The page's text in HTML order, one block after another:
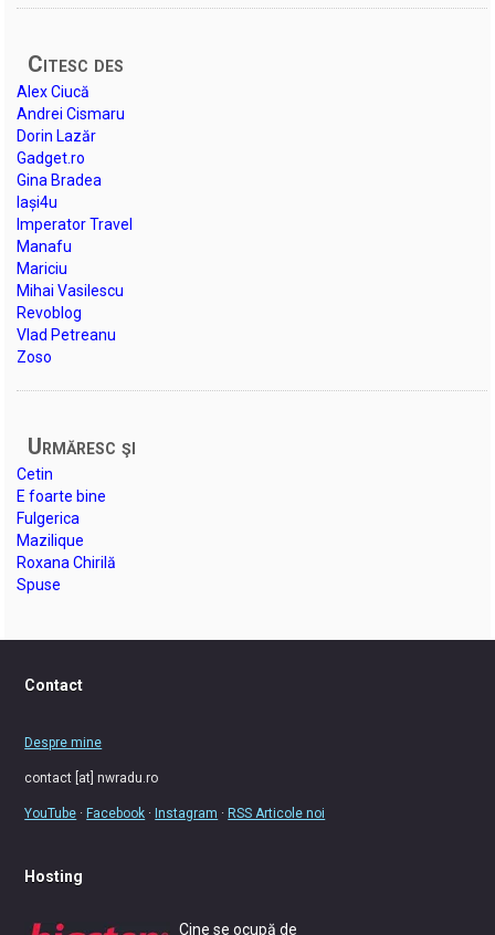
Citesc des
Alex Ciucă
Andrei Cismaru
Dorin Lazăr
Gadget.ro
Gina Bradea
Iași4u
Imperator Travel
Manafu
Mariciu
Mihai Vasilescu
Revoblog
Vlad Petreanu
Zoso
Urmăresc şi
Cetin
E foarte bine
Fulgerica
Mazilique
Roxana Chirilă
Spuse
Contact
Despre mine
contact [at] nwradu.ro
YouTube ·Facebook ·Instagram ·RSS Articole noi
Hosting
Cine se ocupă de